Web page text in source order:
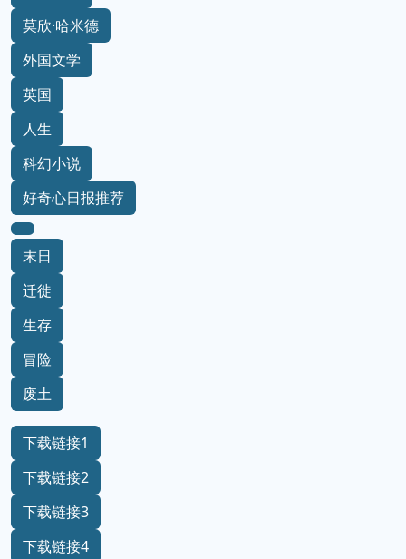
莫欣·哈米德
外国文学
英国
人生
科幻小说
好奇心日报推荐
末日
迁徙
生存
冒险
废土
下载链接1
下载链接2
下载链接3
下载链接4